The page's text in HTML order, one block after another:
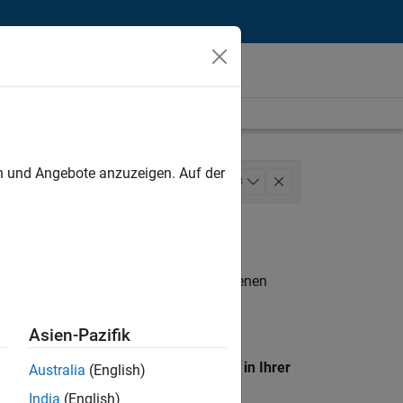
Release Engineering 3
. Wenn Sie noch immer keine offenen
unseres
Standort, um alle Stellenangebote in Ihrer
Angebote anzuzeigen. Auf der
Asien-Pazifik
Australia (English)
India (English)